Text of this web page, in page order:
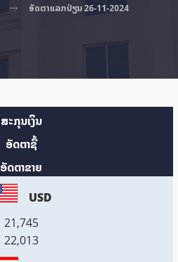
ອັດ​ຕາ​ແລກ​ປ່ຽນ 26-11-2024
ສະກຸນເງິນ
ອັດຕາຊື້
ອັດຕາຂາຍ
USD
21,745
22,013